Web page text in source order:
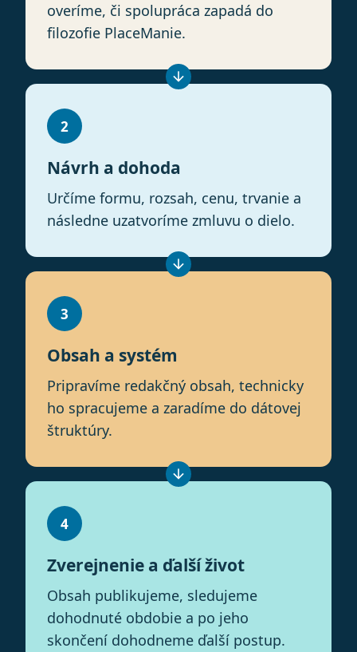
overíme, či spolupráca zapadá do
filozofie PlaceManie.
2
Návrh a dohoda
Určíme formu, rozsah, cenu, trvanie a
následne uzatvoríme zmluvu o dielo.
3
Obsah a systém
Pripravíme redakčný obsah, technicky
ho spracujeme a zaradíme do dátovej
štruktúry.
4
Zverejnenie a ďalší život
Obsah publikujeme, sledujeme
dohodnuté obdobie a po jeho
skončení dohodneme ďalší postup.